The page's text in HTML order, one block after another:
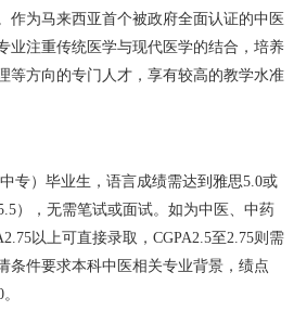
作为马来西亚首个被政府全面认证的中医
业注重传统医学与现代医学的结合，培养
等方向的专门人才，享有较高的教学水准
专）毕业生，语言成绩需达到雅思5.0或
），无需笔试或面试。如为中医、中药
以上可直接录取，CGPA2.5至2.75则需
条件要求本科中医相关专业背景，绩点